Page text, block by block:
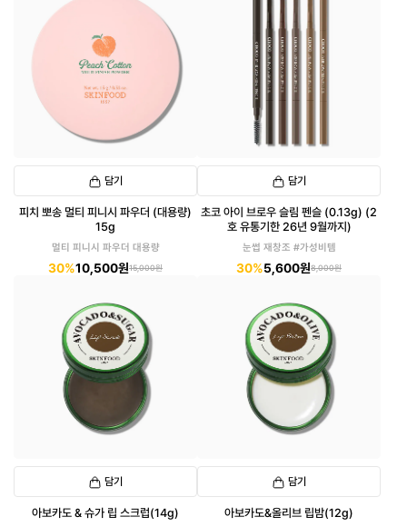
담기
피치 뽀송 멀티 피니시 파우더 (대용량)
15g
멀티 피니시 파우더 대용량
30%10,500원15,000원
담기
초코 아이 브로우 슬림 펜슬 (0.13g) (2
호 유통기한 26년 9월까지)
눈썹 재창조 #가성비템
30%5,600원8,000원
담기
아보카도 & 슈가 립 스크럽(14g)
담기
아보카도&올리브 립밤(12g)